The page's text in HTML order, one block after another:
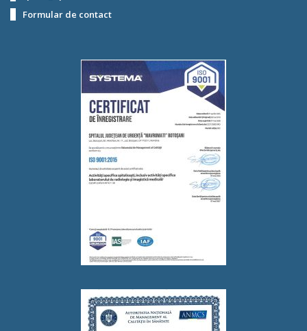
Formular de contact